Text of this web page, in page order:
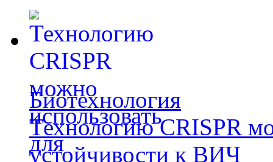
Биотехнология
Технологию CRISPR
устойчивости к ВИЧ